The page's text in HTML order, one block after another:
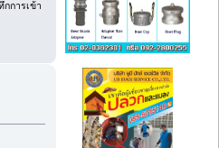
กการเข้า